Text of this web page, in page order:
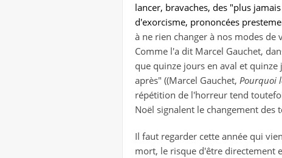
lancer, bravaches, des "plus
d'exorcisme, prononcées
à ne rien changer à nos modes de
Comme l'a dit Marcel Gauchet,
que quinze jours en aval et
après" ((Marcel Gauchet, Pourquoi
répétition de l'horreur tend
Noël signalent le changement des
Il faut regarder cette année qui
mort, le risque d'être directement